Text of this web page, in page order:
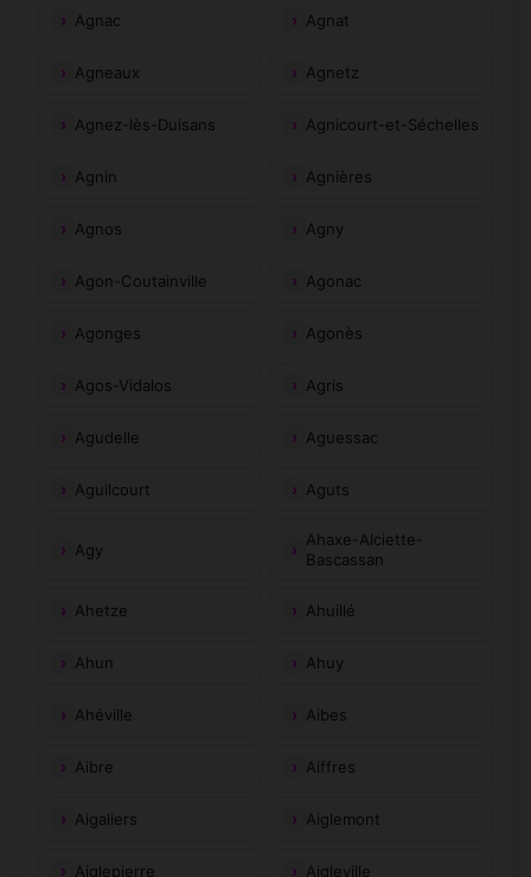
Agnac Agnat
Agneaux Agnetz
Agnez-lès-Duisans Agnicourt-et-Séchelles
Agnin Agnières
Agnos Agny
Agon-Coutainville Agonac
Agonges Agonès
Agos-Vidalos Agris
Agudelle Aguessac
Aguilcourt Aguts
Agy
Ahaxe-Alciette-
Bascassan
Ahetze Ahuillé
Ahun Ahuy
Ahéville Aibes
Aibre Aiffres
Aigaliers Aiglemont
Aiglepierre Aigleville